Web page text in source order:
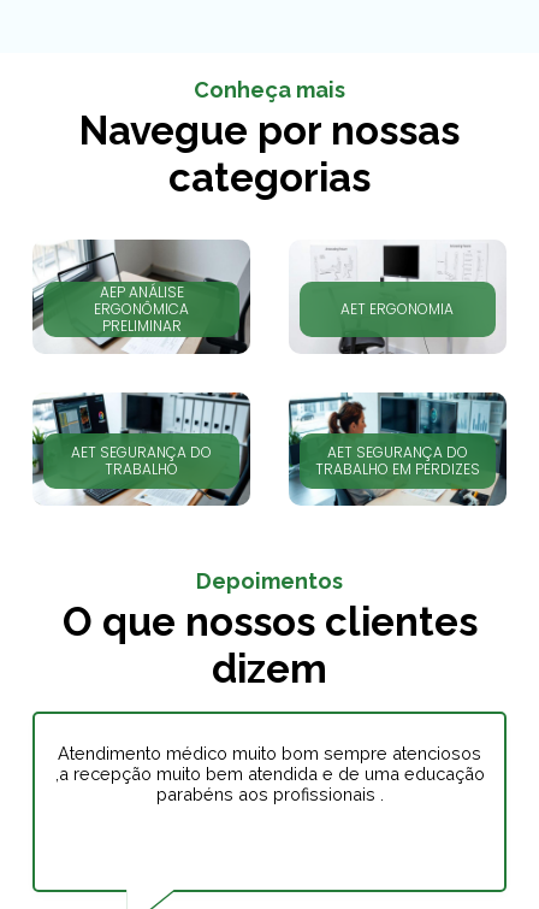
Conheça mais
Navegue por nossas
categorias
AEP ANÁLISE
ERGONÔMICA
PRELIMINAR
AET ERGONOMIA
AET SEGURANÇA DO
TRABALHO
AET SEGURANÇA DO
TRABALHO EM PERDIZES
Depoimentos
O que nossos clientes
dizem
Atendimento médico muito bom sempre atenciosos
,a recepção muito bem atendida e de uma educação
parabéns aos profissionais .